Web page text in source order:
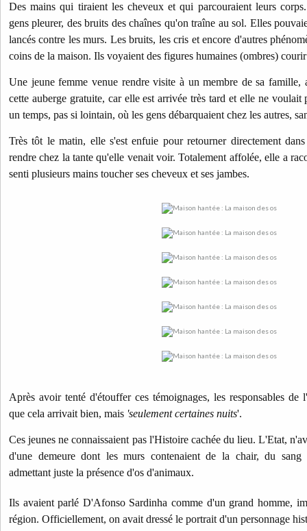
Des mains qui tiraient les cheveux et qui parcouraient leurs
gens pleurer, des bruits des chaînes qu'on traîne au sol. Elles
lancés contre les murs. Les bruits, les cris et encore d'autres
coins de la maison. Ils voyaient des figures humaines (ombres)
Une jeune femme venue rendre visite à un membre de sa famille,
cette auberge gratuite, car elle est arrivée très tard et elle ne voulait
un temps, pas si lointain, où les gens débarquaient chez les autres,
Très tôt le matin, elle s'est enfuie pour retourner directement
rendre chez la tante qu'elle venait voir. Totalement affolée, elle a
senti plusieurs mains toucher ses cheveux et ses jambes.
Après avoir tenté d'étouffer ces témoignages, les responsables
que cela arrivait bien, mais 'seulement certaines nuits'.
Ces jeunes ne connaissaient pas l'Histoire cachée du lieu. L'Etat,
d'une demeure dont les murs contenaient de la chair, du sang
admettant juste la présence d'os d'animaux.
Ils avaient parlé D'Afonso Sardinha comme d'un grand homme,
région. Officiellement, on avait dressé le portrait d'un personnage